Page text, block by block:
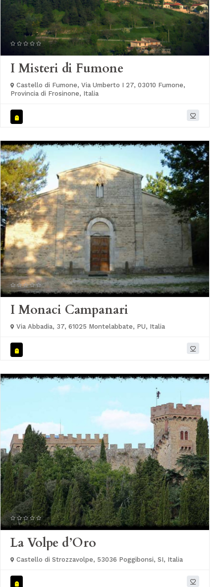
I Misteri di Fumone
Castello di Fumone, Via Umberto I 27, 03010 Fumone,
Provincia di Frosinone, Italia
I Monaci Campanari
Via Abbadia, 37, 61025 Montelabbate, PU, Italia
La Volpe d’Oro
Castello di Strozzavolpe, 53036 Poggibonsi, SI, Italia